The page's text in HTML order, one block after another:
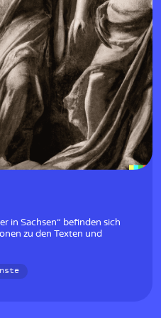
in Sachsen“ befinden sich
zu den Texten und